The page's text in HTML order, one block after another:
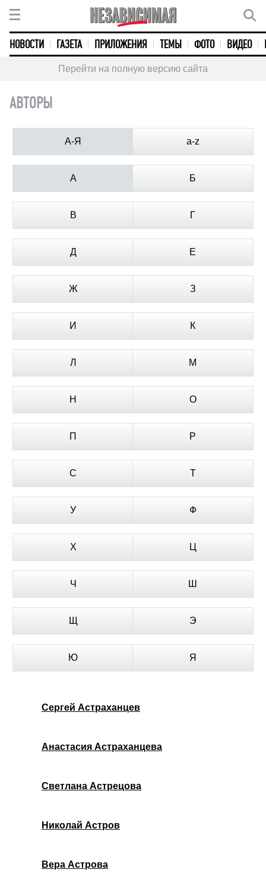
НОВОСТИ ГАЗЕТА ПРИЛОЖЕНИЯ ТЕМЫ ФОТО ВИДЕО
Перейти на полную версию сайта
АВТОРЫ
А-Я a-z
А Б
В Г
Д Е
Ж З
И К
Л М
Н О
П Р
С Т
У Ф
Х Ц
Ч Ш
Щ Э
Ю Я
Сергей Астраханцев
Анастасия Астраханцева
Светлана Астрецова
Николай Астров
Вера Астрова